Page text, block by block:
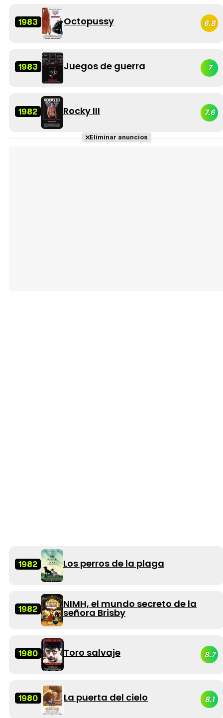
1983 Octopussy 6.8
1983 Juegos de guerra 7
1982 Rocky III 7.6
Eliminar anuncios
1982 Los perros de la plaga
1982 NIMH, el mundo secreto de la
señora Brisby
1980 Toro salvaje 8.7
1980 La puerta del cielo 8.1